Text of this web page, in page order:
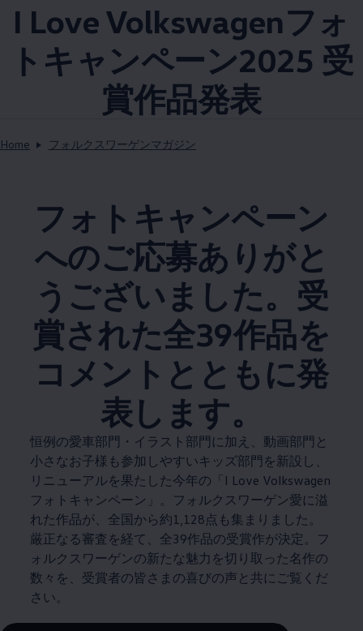
I Love Volkswagenフォ
トキャンペーン2025 受
賞作品発表
Home フォルクスワーゲンマガジン
フォトキャンペーン
へのご応募ありがと
うございました。受
賞された全39作品を
コメントとともに発
表します。
恒例の愛車部門・イラスト部門に加え、動画部門と
小さなお子様も参加しやすいキッズ部門を新設し、
リニューアルを果たした今年の「I Love Volkswagen
フォトキャンペーン」。フォルクスワーゲン愛に溢
れた作品が、全国から約1,128点も集まりました。
厳正なる審査を経て、全39作品の受賞作が決定。フ
ォルクスワーゲンの新たな魅力を切り取った名作の
数々を、受賞者の皆さまの喜びの声と共にご覧くだ
さい。